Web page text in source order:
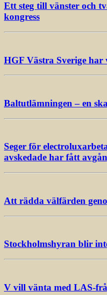
Ett steg till vänster och
kongress
HGF Västra Sverige har
Baltutlämningen – en
Seger för
avskedade har fått
Att rädda välfärden
Stockholmshyran blir
V vill vänta med LAS-